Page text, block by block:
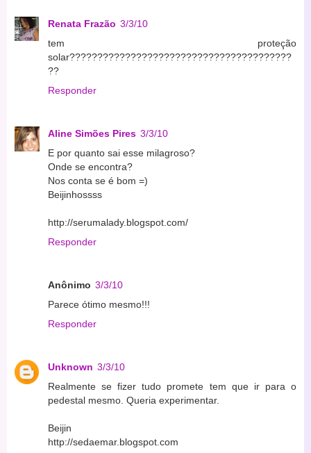
Renata Frazão 3/3/10
tem proteção
solar????????????????????????????????????????
??
Responder
Aline Simões Pires 3/3/10
E por quanto sai esse milagroso?
Onde se encontra?
Nos conta se é bom =)
Beijinhossss
http://serumalady.blogspot.com/
Responder
Anônimo 3/3/10
Parece ótimo mesmo!!!
Responder
Unknown 3/3/10
Realmente se fizer tudo promete tem que ir para o
pedestal mesmo. Queria experimentar.
Beijin
http://sedaemar.blogspot.com